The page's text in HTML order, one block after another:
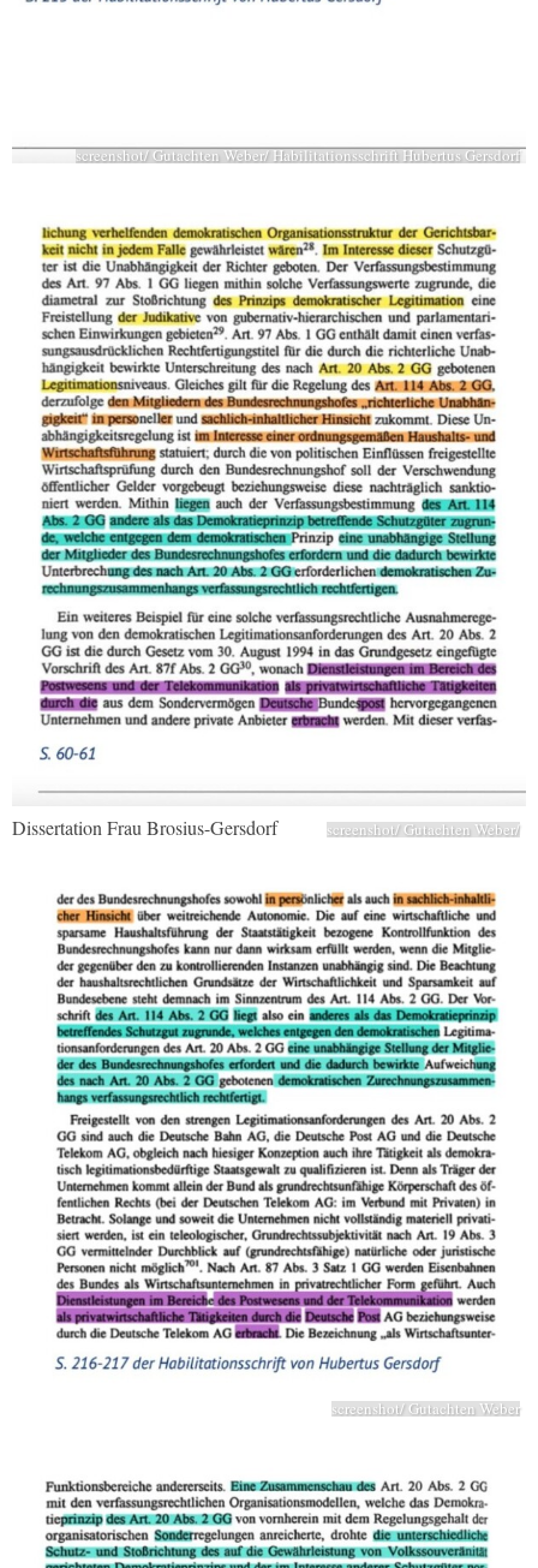
screenshot/ Gutachten Weber/ Habilitationsschrift Hubertus Gersdorf
screenshot/ Gutachten Weber/
Dissertation Frau Brosius-Gersdorf
screenshot/ Gutachten Weber